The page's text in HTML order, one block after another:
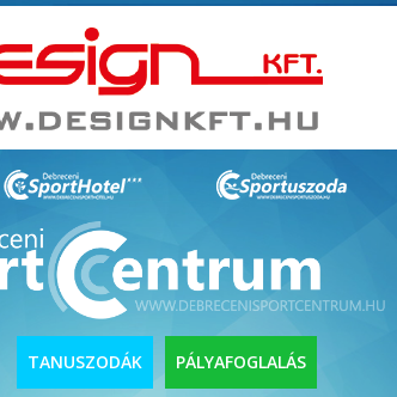
TANUSZODÁK PÁLYAFOGLALÁS